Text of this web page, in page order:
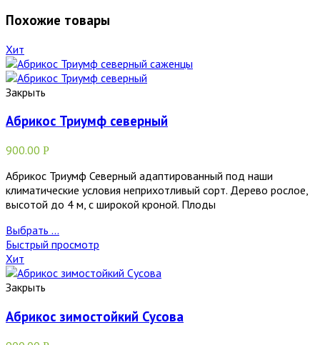
Похожие товары
Хит
Закрыть
Абрикос Триумф северный
900.00 Р
Абрикос Триумф Северный адаптированный под наши
климатические условия неприхотливый сорт. Дерево рослое,
высотой до 4 м, с широкой кроной. Плоды
Выбрать ...
Быстрый просмотр
Хит
Закрыть
Абрикос зимостойкий Сусова